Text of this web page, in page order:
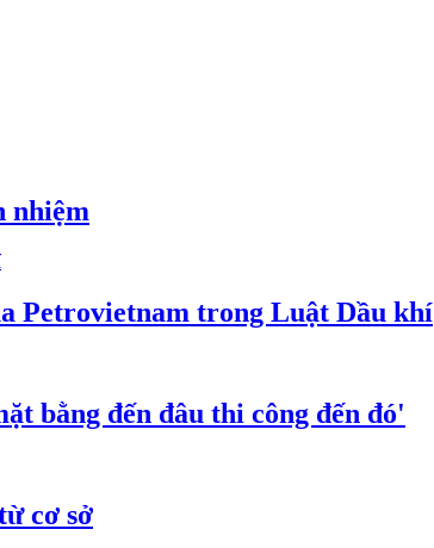
nhiệm
Petrovietnam trong Luật Dầu khí
bằng đến đâu thi công đến đó'
cơ sở